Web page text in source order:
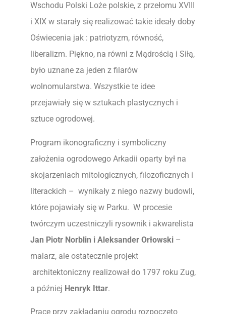
Wschodu Polski Loże polskie, z przełomu XVIII
i XIX w starały się realizować takie ideały doby
Oświecenia jak : patriotyzm, równość,
liberalizm. Piękno, na równi z Mądrością i Siłą,
było uznane za jeden z filarów
wolnomularstwa. Wszystkie te idee
przejawiały się w sztukach plastycznych i
sztuce ogrodowej.
Program ikonograficzny i symboliczny
założenia ogrodowego Arkadii oparty był na
skojarzeniach mitologicznych, filozoficznych i
literackich – wynikały z niego nazwy budowli,
które pojawiały się w Parku. W procesie
twórczym uczestniczyli rysownik i akwarelista
Jan Piotr Norblin i Aleksander Orłowski –
malarz, ale ostatecznie projekt
architektoniczny realizował do 1797 roku Zug,
a później Henryk Ittar.
Prace przy zakładaniu ogrodu rozpoczęto